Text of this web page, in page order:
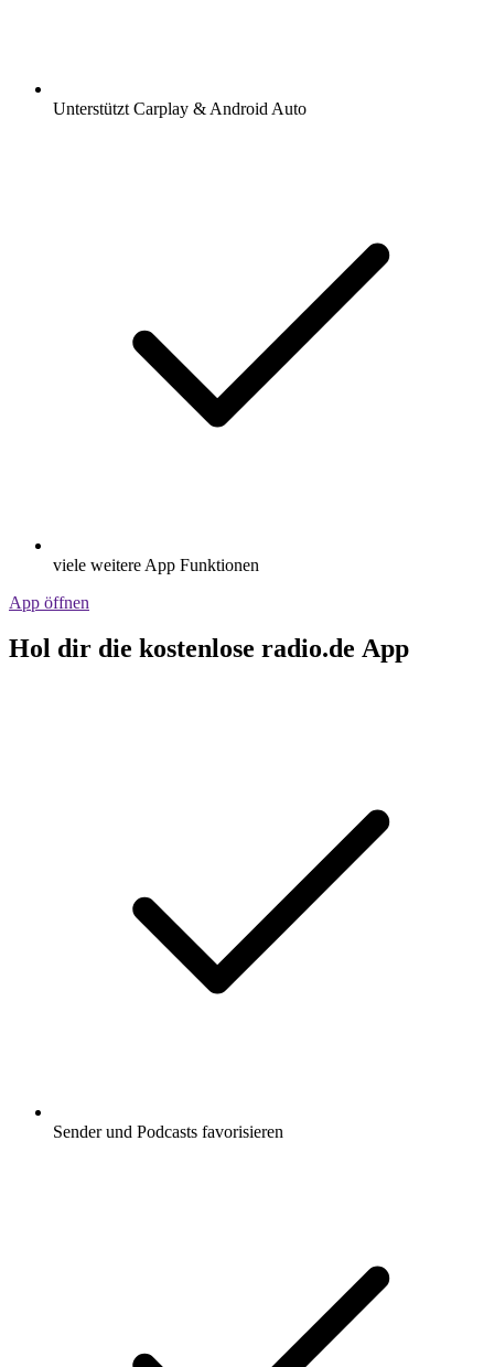
Unterstützt Carplay & Android Auto
viele weitere App Funktionen
App öffnen
Hol dir die kostenlose radio.de App
Sender und Podcasts favorisieren